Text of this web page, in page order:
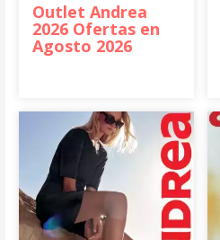
Outlet Andrea
2026 Ofertas en
Agosto 2026